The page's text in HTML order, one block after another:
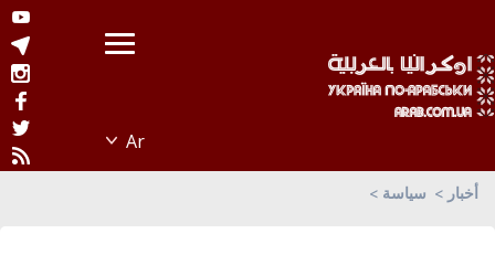
أخبار سياسة